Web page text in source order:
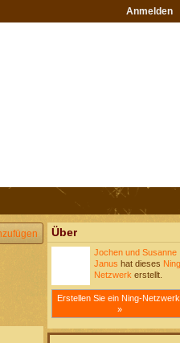
Anmelden
Über
Jochen und Susanne
Janus hat dieses
Netzwerk erstellt.
Erstellen Sie ein Ning-
»